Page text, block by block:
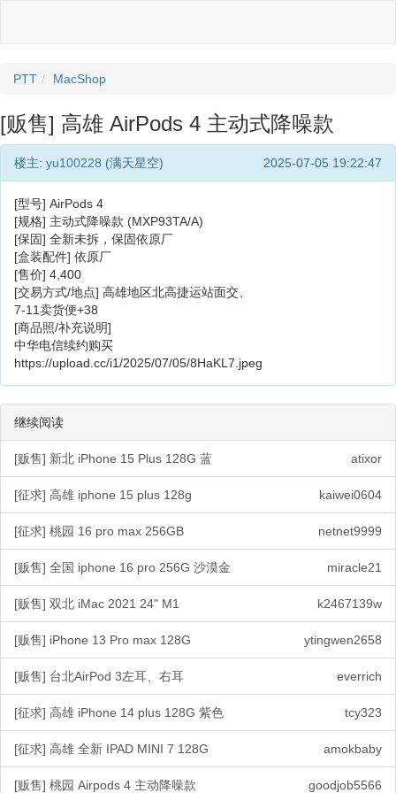
PTT MacShop
[贩售] 高雄 AirPods 4 主动式降噪款
楼主: yu100228 (满天星空) 2025-07-05 19:22:47
[型号] AirPods 4
[规格] 主动式降噪款 (MXP93TA/A)
[保固] 全新未拆，保固依原厂
[盒装配件] 依原厂
[售价] 4,400
[交易方式/地点] 高雄地区北高捷运站面交、
7-11卖货便+38
[商品照/补充说明]
中华电信续约购买
https://upload.cc/i1/2025/07/05/8HaKL7.jpeg
继续阅读
[贩售] 新北 iPhone 15 Plus 128G 蓝 atixor
[征求] 高雄 iphone 15 plus 128g kaiwei0604
[征求] 桃园 16 pro max 256GB netnet9999
[贩售] 全国 iphone 16 pro 256G 沙漠金 miracle21
[贩售] 双北 iMac 2021 24" M1 k2467139w
[贩售] iPhone 13 Pro max 128G ytingwen2658
[贩售] 台北AirPod 3左耳、右耳 everrich
[征求] 高雄 iPhone 14 plus 128G 紫色 tcy323
[征求] 高雄 全新 IPAD MINI 7 128G amokbaby
[贩售] 桃园 Airpods 4 主动降噪款 goodjob5566